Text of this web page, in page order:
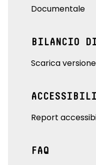
Documentale
BILANCIO
Scarica
Report
FAQ